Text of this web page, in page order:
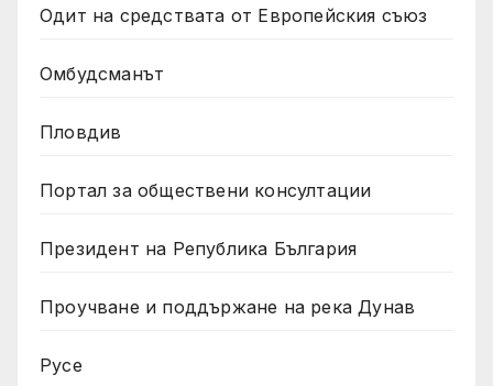
Одит на средствата от Европейския съюз
Омбудсманът
Пловдив
Портал за обществени консултации
Президент на Република България
Проучване и поддържане на река Дунав
Русе